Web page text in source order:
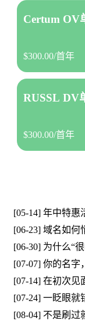
Certum OV
$300.00/首年
RUSSL DV
$300.00/首年
[05-14] 年中特惠
[06-23] 域名如何
[06-30] 为什么“很
[07-07] 你的名字
[07-14] 在初次见
[08-04] 不是刷